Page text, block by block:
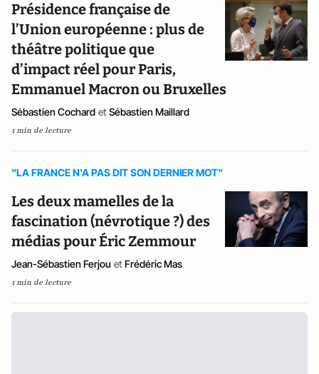
Présidence française de
l’Union européenne : plus de
théâtre politique que
d’impact réel pour Paris,
Emmanuel Macron ou Bruxelles
Sébastien Cochard et Sébastien Maillard
1 min de lecture
"LA FRANCE N'A PAS DIT SON DERNIER MOT"
Les deux mamelles de la
fascination (névrotique ?) des
médias pour Éric Zemmour
Jean-Sébastien Ferjou et Frédéric Mas
1 min de lecture